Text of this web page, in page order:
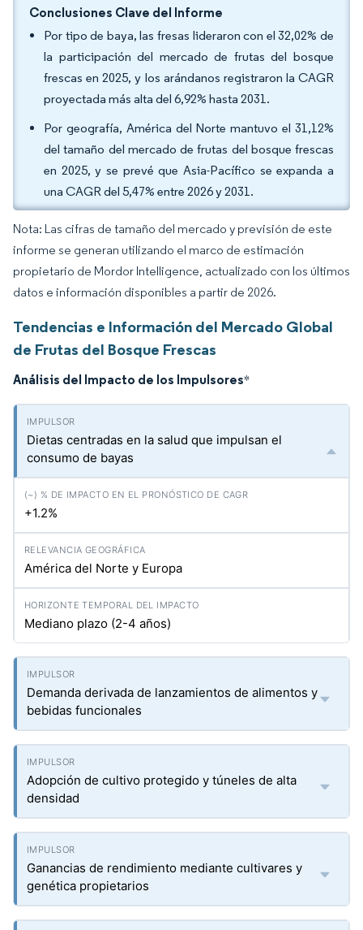
Conclusiones Clave del Informe
Por tipo de baya, las fresas lideraron con el 32,02% de
la participación del mercado de frutas del bosque
frescas en 2025, y los arándanos registraron la CAGR
proyectada más alta del 6,92% hasta 2031.
Por geografía, América del Norte mantuvo el 31,12%
del tamaño del mercado de frutas del bosque frescas
en 2025, y se prevé que Asia-Pacífico se expanda a
una CAGR del 5,47% entre 2026 y 2031.
Nota: Las cifras de tamaño del mercado y previsión de este
informe se generan utilizando el marco de estimación
propietario de Mordor Intelligence, actualizado con los últimos
datos e información disponibles a partir de 2026.
Tendencias e Información del Mercado Global
de Frutas del Bosque Frescas
Análisis del Impacto de los Impulsores*
Dietas centradas en la salud que impulsan el
consumo de bayas
+1.2%
América del Norte y Europa
Mediano plazo (2-4 años)
Demanda derivada de lanzamientos de alimentos y
bebidas funcionales
Adopción de cultivo protegido y túneles de alta
densidad
Ganancias de rendimiento mediante cultivares y
genética propietarios